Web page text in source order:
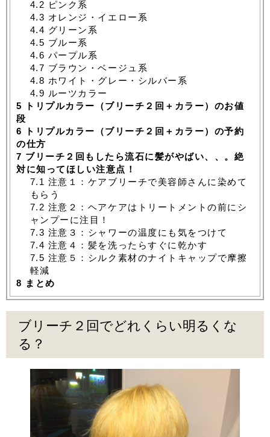
4.2 ピンク系
4.3 オレンジ・イエロー系
4.4 グリーン系
4.5 ブルー系
4.6 パープル系
4.7 ブラウン・ベージュ系
4.8 ホワイト・グレー・シルバー系
4.9 ルーツカラー
5 トリプルカラー（ブリーチ２回＋カラー）のお値
段
6 トリプルカラー（ブリーチ２回＋カラー）の予約
の仕方
7 ブリーチ２回もしたら流石に髪がやばい、、。絶
対に知ってほしい注意点！
7.1 注意１：ケアブリーチで美容師さんに染めて
もらう
7.2 注意２：ヘアケアはトリートメントの前にシ
ャンプーに注目！
7.3 注意３：シャワーの温度にも気をつけて
7.4 注意４：髪を洗ったらすぐに乾かす
7.5 注意５：シルク素材のナイトキャップで摩擦
軽減
8 まとめ
ブリーチ２回でどれくらい明るくな
る？